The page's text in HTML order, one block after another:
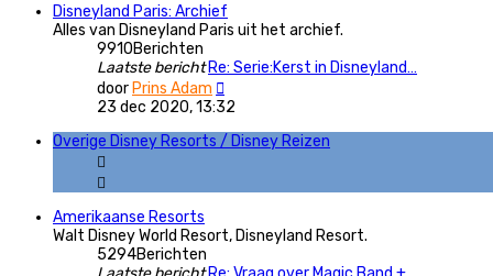
Disneyland Paris: Archief
Alles van Disneyland Paris uit het archief.
9910Berichten
Laatste bericht Re: Serie:Kerst in Disneyland…
door Prins Adam
laatste
23 dec 2020, 13:32
Overige Disney Resorts / Disney Reizen
Amerikaanse Resorts
Walt Disney World Resort, Disneyland Resort.
5294Berichten